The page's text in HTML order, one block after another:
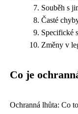
Souběh s
Časté
Specifické
Změny v
Co je
Ochranná lhůta: Co